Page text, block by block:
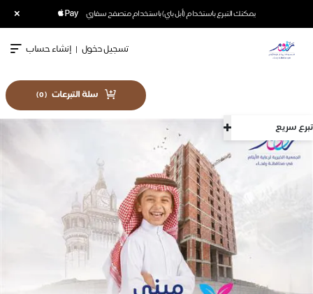
يمكنك التبرع باستخدام (أبل باي) باستخدام متصفح سفاري ×
تبرع سريع
تسجيل دخول | إنشاء حساب
سلة التبرعات (
0
)